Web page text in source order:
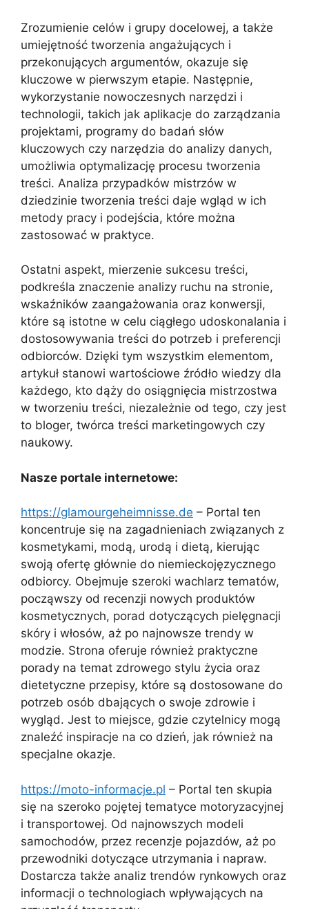
Zrozumienie celów i grupy docelowej, a także
umiejętność tworzenia angażujących i
przekonujących argumentów, okazuje się
kluczowe w pierwszym etapie. Następnie,
wykorzystanie nowoczesnych narzędzi i
technologii, takich jak aplikacje do zarządzania
projektami, programy do badań słów
kluczowych czy narzędzia do analizy danych,
umożliwia optymalizację procesu tworzenia
treści. Analiza przypadków mistrzów w
dziedzinie tworzenia treści daje wgląd w ich
metody pracy i podejścia, które można
zastosować w praktyce.
Ostatni aspekt, mierzenie sukcesu treści,
podkreśla znaczenie analizy ruchu na stronie,
wskaźników zaangażowania oraz konwersji,
które są istotne w celu ciągłego udoskonalania i
dostosowywania treści do potrzeb i preferencji
odbiorców. Dzięki tym wszystkim elementom,
artykuł stanowi wartościowe źródło wiedzy dla
każdego, kto dąży do osiągnięcia mistrzostwa
w tworzeniu treści, niezależnie od tego, czy jest
to bloger, twórca treści marketingowych czy
naukowy.
Nasze portale internetowe:
https://glamourgeheimnisse.de – Portal ten
koncentruje się na zagadnieniach związanych z
kosmetykami, modą, urodą i dietą, kierując
swoją ofertę głównie do niemieckojęzycznego
odbiorcy. Obejmuje szeroki wachlarz tematów,
począwszy od recenzji nowych produktów
kosmetycznych, porad dotyczących pielęgnacji
skóry i włosów, aż po najnowsze trendy w
modzie. Strona oferuje również praktyczne
porady na temat zdrowego stylu życia oraz
dietetyczne przepisy, które są dostosowane do
potrzeb osób dbających o swoje zdrowie i
wygląd. Jest to miejsce, gdzie czytelnicy mogą
znaleźć inspiracje na co dzień, jak również na
specjalne okazje.
https://moto-informacje.pl – Portal ten skupia
się na szeroko pojętej tematyce motoryzacyjnej
i transportowej. Od najnowszych modeli
samochodów, przez recenzje pojazdów, aż po
przewodniki dotyczące utrzymania i napraw.
Dostarcza także analiz trendów rynkowych oraz
informacji o technologiach wpływających na